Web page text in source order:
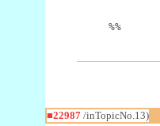
%%
■22987/inTopicNo.13)